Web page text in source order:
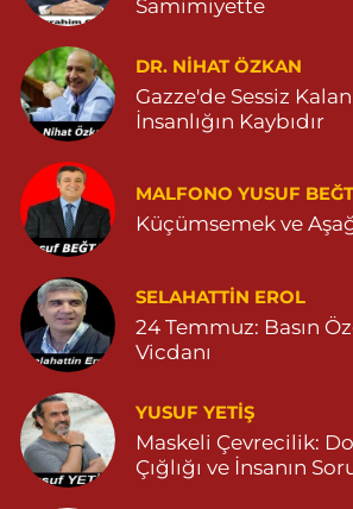
Sarohan Eczanesi
ZEYTNPINAR MAHALLESİ ROJ CADDESİ
hastanesi karşısı 05425113484
0 (542) 511 34 84 Yol Tarifi Al
Eymen Eczanesi
POYRAZ MAHALLE MEVLANA SOKAK NO:5A
0 (534) 303 21 44 Yol Tarifi Al
Yeni Eczanesi
YENİ MAHALLE 3086 SOKAK NO:2 4
0 (482) 541 31 56 Yol Tarifi Al
İlknur Eczanesi
GÜL MAH. VATAN CAD. NO:2A 04825911091
0 (482) 591 10 91
Samimiyette
DR. NIHAT ÖZKAN
Gazze'de Sessiz
İnsanlığın Kaybıdır
MALFONO YUSUF
Küçümsemek ve
SELAHATTIN EROL
24 Temmuz: Basın
Vicdanı
YUSUF YETİŞ
Maskeli Çevrecilik:
Çığlığı ve İnsanın